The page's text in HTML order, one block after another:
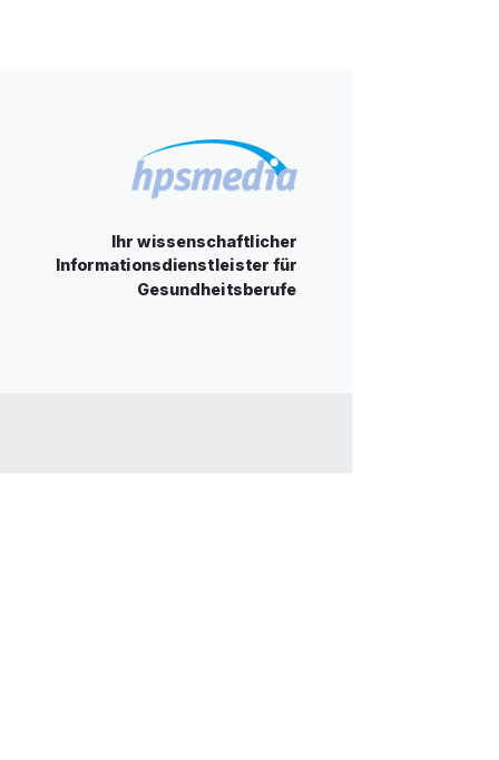
Ihr wissenschaftlicher
Informationsdienstleister für
Gesundheitsberufe